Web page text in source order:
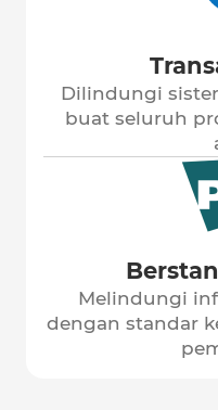
Dilindungi
buat seluruh
Melindungi
dengan standar